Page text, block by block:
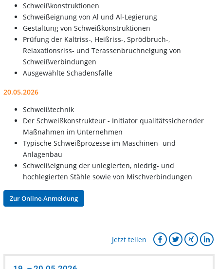
Schweißkonstruktionen
Schweißeignung von Al und Al-Legierung
Gestaltung von Schweißkonstruktionen
Prüfung der Kaltriss-, Heißriss-, Sprödbruch-,
Relaxationsriss- und Terassenbruchneigung von
Schweißverbindungen
Ausgewählte Schadensfälle
20.05.2026
Schweißtechnik
Der Schweißkonstrukteur - Initiator qualitätssichernder
Maßnahmen im Unternehmen
Typische Schweißprozesse im Maschinen- und
Anlagenbau
Schweißeignung der unlegierten, niedrig- und
hochlegierten Stähle sowie von Mischverbindungen
Zur Online-Anmeldung
Jetzt teilen